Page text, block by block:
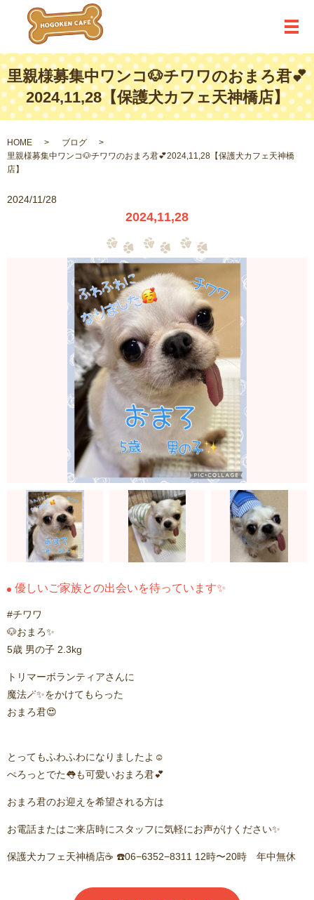
メ
里親様募集中ワンコ🐶チワワのおまろ君💕
2024,11,28【保護犬カフェ天神橋店】
HOME
ブログ
里親様募集中ワンコ🐶チワワのおまろ君💕2024,11,28【保護犬カフェ天神橋
店】
2024/11/28
2024,11,28
優しいご家族との出会いを待っています✨
#チワワ
🐶おまろ✨️
5歳 男の子 2.3kg
トリマーボランティアさんに
魔法🪄︎︎✨をかけてもらった
おまろ君😍
とってもふわふわになりましたよ☺️
ぺろっとでた👅も可愛いおまろ君💕
おまろ君のお迎えを希望される方は
お電話またはご来店時にスタッフに気軽にお声がけください✨
保護犬カフェ天神橋店☕️ ☎️06−6352−8311 12時〜20時 年中無休